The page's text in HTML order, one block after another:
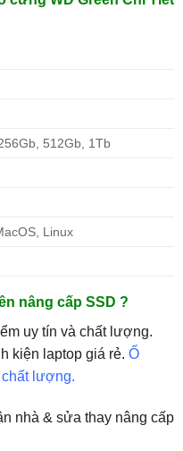
512Gb, 1Tb
Linux
nâng cấp SSD ?
uy tín và chất lượng.
kiện laptop giá rẻ. Ổ
lượng.
nhà & sửa thay nâng cấp